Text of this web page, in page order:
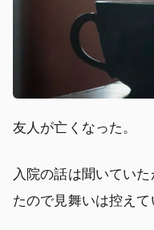
友人が亡くなった。
入院の話は聞いてい
たので見舞いは控えて